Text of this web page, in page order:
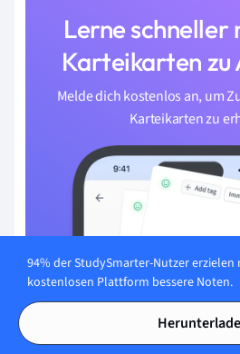
Lerne schneller
Karteikarten zu
Melde dich kostenlos an, um
Karteikarten zu
94% der StudySmarter-Nutzer erzielen
kostenlosen Plattform bessere Noten.